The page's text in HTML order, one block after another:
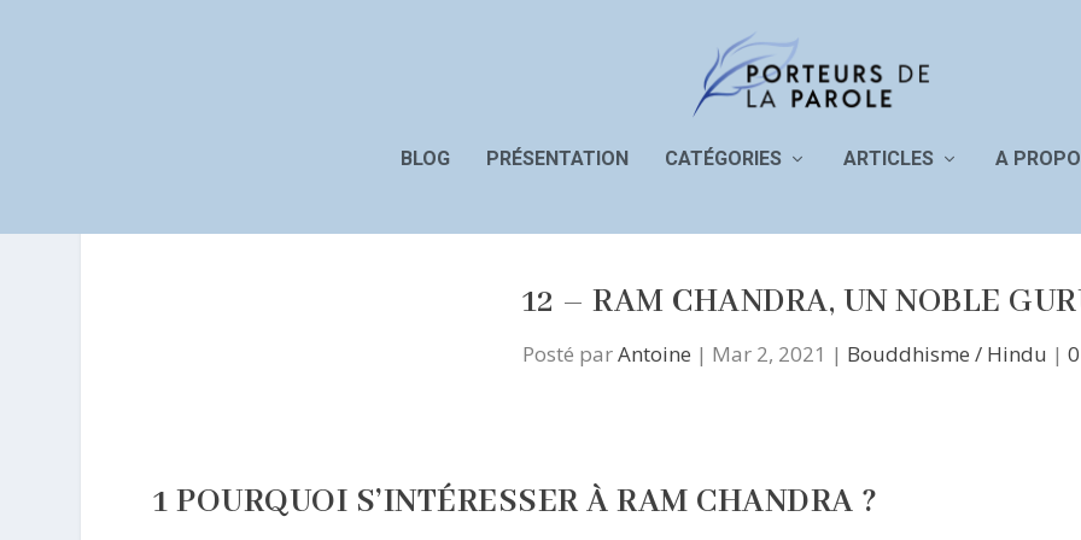
BLOG PRÉSENTATION CATÉGORIES ARTICLES A
12 – RAM CHANDRA, UN NOBLE
Posté parAntoine | Mar 2, 2021 | Bouddhisme / Hindu | 0
1 POURQUOI S’INTÉRESSER À RAM CHANDRA ?